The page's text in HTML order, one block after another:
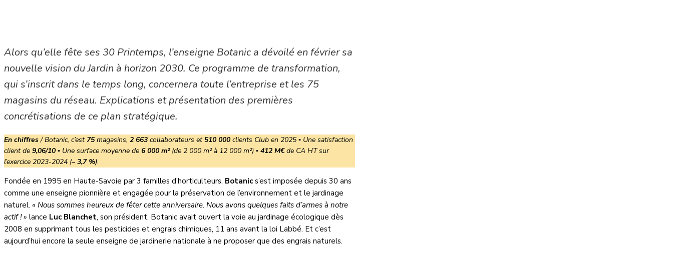
Alors qu’elle fête ses 30 Printemps, l’enseigne Botanic a dévoilé en février sa
nouvelle vision du Jardin à horizon 2030. Ce programme de transformation,
qui s’inscrit dans le temps long, concernera toute l’entreprise et les 75
magasins du réseau. Explications et présentation des premières
concrétisations de ce plan stratégique.
En chiffres/ Botanic, c’est 75magasins, 2 663 collaborateurs et510 000 clients Club en 2025 ▪ Une satisfaction
client de 9,06/10 ▪ Une surface moyenne de 6 000 m²(de 2 000 m² à 12 000 m²) ▪ 412 M€de CA HT sur
l’exercice 2023-2024 (– 3,7 %).
Fondée en 1995 en Haute-Savoie par 3 familles d’horticulteurs, Botanic s’est imposée depuis 30 ans
comme une enseigne pionnière et engagée pour la préservation de l’environnement et le jardinage
naturel. « Nous sommes heureux de fêter cette anniversaire. Nous avons quelques faits d’armes à notre
actif ! » lance Luc Blanchet, son président. Botanic avait ouvert la voie au jardinage écologique dès
2008 en supprimant tous les pesticides et engrais chimiques, 11 ans avant la loi Labbé. Et c’est
aujourd’hui encore la seule enseigne de jardinerie nationale à ne proposer que des engrais naturels.